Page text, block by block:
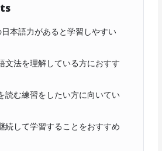
日本語力があると学習しやすい
文法を理解している方におすす
読む練習をしたい方に向いてい
続して学習することをおすすめ